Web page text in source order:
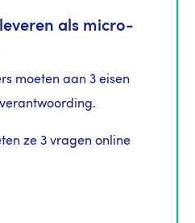
als micro-
moeten aan 3 eisen
ze 3 vragen online